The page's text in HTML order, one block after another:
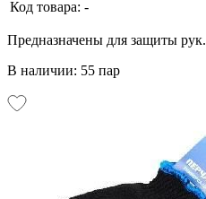
Код товара: -
Предназначены для защиты рук.
В наличии: 55 пар